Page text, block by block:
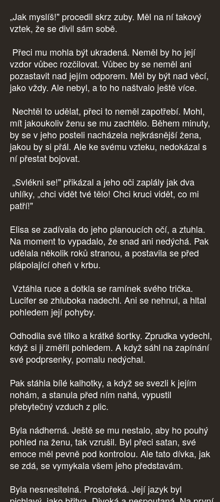
„Jak myslíš!" procedil skrz zuby. Měl na ní takový
vztek, že se divil sám sobě.
Přeci mu mohla být ukradená. Neměl by ho její
vzdor vůbec rozčilovat. Vůbec by se neměl ani
pozastavit nad jejím odporem. Měl by být nad věcí,
jako vždy. Ale nebyl, a to ho naštvalo ještě více.
Nechtěl to udělat, přeci to neměl zapotřebí. Mohl,
mít jakoukoliv ženu se mu zachtělo. Během minuty,
by se v jeho posteli nacházela nejkrásnější žena,
jakou by si přál. Ale ke svému vzteku, nedokázal s
ní přestat bojovat.
„Svlékni se!" přikázal a jeho oči zaplály jak dva
uhlíky, „chci vidět tvé tělo! Chci kruci vidět, co mi
patří!"
Elisa se zadívala do jeho planoucích očí, a ztuhla.
Na moment to vypadalo, že snad ani nedýchá. Pak
udělala několik roků stranou, a postavila se před
plápolající oheň v krbu.
Vztáhla ruce a dotkla se ramínek svého trička.
Lucifer se zhluboka nadechl. Ani se nehnul, a hltal
pohledem její pohyby.
Odhodila své tílko a krátké šortky. Zprudka vydechl,
když si ji změřil pohledem. A když sáhl na zapínání
své podprsenky, pomalu nedýchal.
Pak stáhla bílé kalhotky, a když se svezli k jejím
nohám, a stanula před ním nahá, vypustil
přebytečný vzduch z plic.
Byla nádherná. Ještě se mu nestalo, aby ho pouhý
pohled na ženu, tak vzrušil. Byl přeci satan, své
emoce měl pevně pod kontrolou. Ale tato dívka, jak
se zdá, se vymykala všem jeho představám.
Byla nesnesitelná. Prostořeká. Její jazyk byl